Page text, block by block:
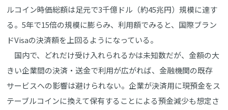
ルコイン時価総額は足元で3千億ドル（約45兆円）規模に達す
る。5年で15倍の規模に膨らみ、利用額でみると、国際ブラン
ドVisaの決済額を上回るようになっている。
国内で、どれだけ受け入れられるかは未知数だが、金額の大
きい企業間の決済・送金で利用が広がれば、金融機関の既存
サービスへの影響は避けられない。企業が決済用に現預金をス
テーブルコインに換えて保有することによる預金減少も想定さ